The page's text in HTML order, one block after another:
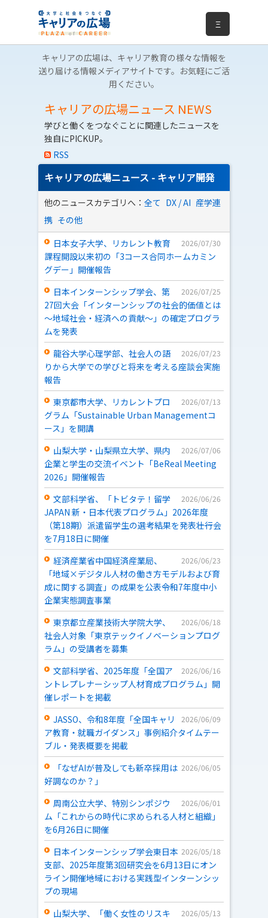
Ξ
キャリアの広場は、キャリア教育の様々な情報を
送り届ける情報メディアサイトです。お気軽にご活
用ください。
キャリアの広場ニュース NEWS
学びと働くをつなぐことに関連したニュースを
独自にPICKUP。
RSS
キャリアの広場ニュース - キャリア開発
他のニュースカテゴリへ： 全て DX / AI 産学連
携 その他
2026/07/30
日本女子大学、リカレント教育
課程開設以来初の「3コース合同ホームカミン
グデー」開催報告
2026/07/25
日本インターンシップ学会、第
27回大会「インターンシップの社会的価値とは
～地域社会・経済への貢献～」の確定プログラ
ムを発表
2026/07/23
龍谷大学心理学部、社会人の語
りから大学での学びと将来を考える座談会実施
報告
2026/07/13
東京都市大学、リカレントプロ
グラム「Sustainable Urban Managementコ
ース」を開講
2026/07/06
山梨大学・山梨県立大学、県内
企業と学生の交流イベント「BeReal Meeting
2026」開催報告
2026/06/26
文部科学省、「トビタテ！留学
JAPAN 新・日本代表プログラム」2026年度
（第18期）派遣留学生の選考結果を発表――壮行会
を7月18日に開催
2026/06/23
経済産業省中国経済産業局、
「地域×デジタル人材の働き方モデルおよび育
成に関する調査」の成果を公表――令和7年度中小
企業実態調査事業
2026/06/18
東京都立産業技術大学院大学、
社会人対象「東京テックイノベーションプログ
ラム」の受講者を募集
2026/06/16
文部科学省、2025年度「全国ア
ントレプレナーシップ人材育成プログラム」開
催レポートを掲載
2026/06/09
JASSO、令和8年度「全国キャリ
ア教育・就職ガイダンス」事例紹介タイムテー
ブル・発表概要を掲載
2026/06/05
「なぜAIが普及しても新卒採用は
好調なのか？」
2026/06/01
周南公立大学、特別シンポジウ
ム「これからの時代に求められる人材と組織」
を6月26日に開催
2026/05/18
日本インターンシップ学会東日本
支部、2025年度第3回研究会を6月13日にオン
ライン開催――地域における実践型インターンシッ
プの現場
2026/05/13
山梨大学、「働く女性のリスキ